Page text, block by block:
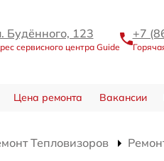
Будённого, 123
сервисного центра Guide
+7
Цена ремонта Вакансии
Тепловизоров